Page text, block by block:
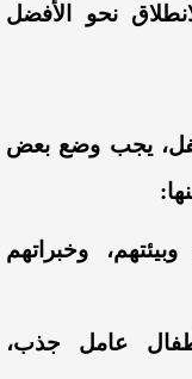
نحو الأفضل
يجب وضع بعض
وخبراتهم
عامل جذب،